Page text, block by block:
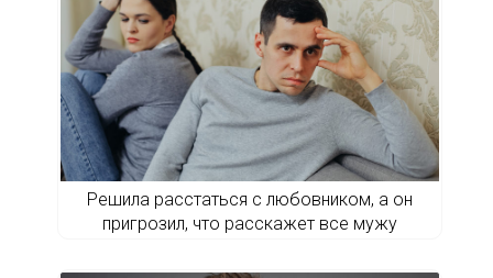
Решила расстаться с любовником, а он
пригрозил, что расскажет все мужу